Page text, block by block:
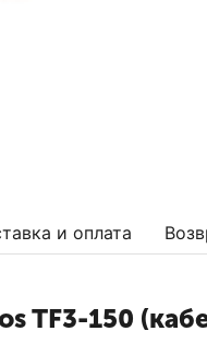
и оплата
TF3-150